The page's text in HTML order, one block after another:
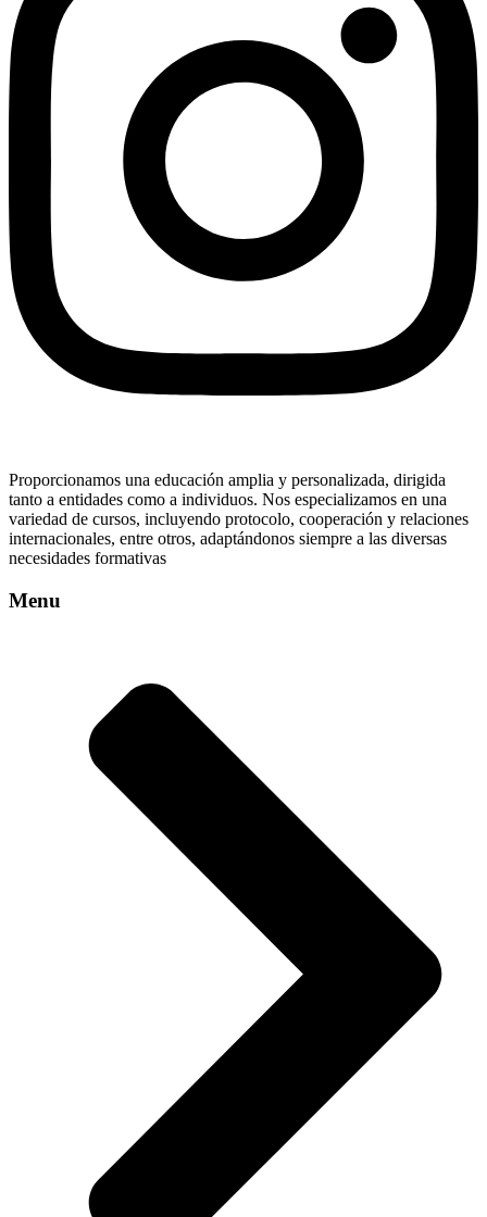
Proporcionamos una educación amplia y personalizada, dirigida
tanto a entidades como a individuos. Nos especializamos en una
variedad de cursos, incluyendo protocolo, cooperación y relaciones
internacionales, entre otros, adaptándonos siempre a las diversas
necesidades formativas
Menu